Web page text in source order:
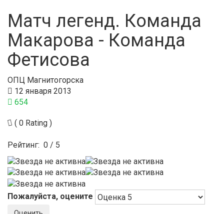
Матч легенд. Команда
Макарова - Команда
Фетисова
ОПЦ Магнитогорска
12 января 2013
654
( 0 Rating )
Рейтинг: 0 / 5
Пожалуйста, оцените